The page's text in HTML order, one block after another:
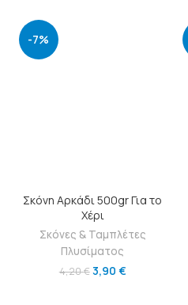
-7%
ΠΡΟΣΘΉΚΗ ΣΤΟ ΚΑΛΆΘΙ
Σκόνη Αρκάδι 500gr Για το
Χέρι
Σκόνες & Ταμπλέτες
Πλυσίματος
4,20€3,90 €